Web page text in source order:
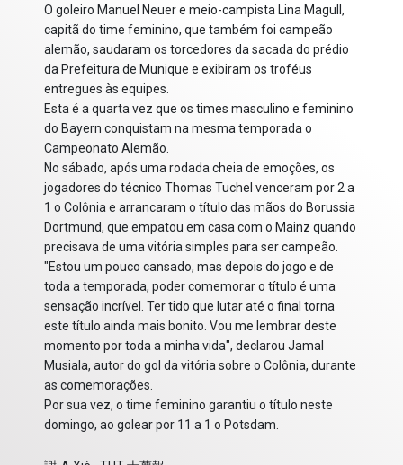
O goleiro Manuel Neuer e meio-campista Lina Magull,
capitã do time feminino, que também foi campeão
alemão, saudaram os torcedores da sacada do prédio
da Prefeitura de Munique e exibiram os troféus
entregues às equipes.
Esta é a quarta vez que os times masculino e feminino
do Bayern conquistam na mesma temporada o
Campeonato Alemão.
No sábado, após uma rodada cheia de emoções, os
jogadores do técnico Thomas Tuchel venceram por 2 a
1 o Colônia e arrancaram o título das mãos do Borussia
Dortmund, que empatou em casa com o Mainz quando
precisava de uma vitória simples para ser campeão.
"Estou um pouco cansado, mas depois do jogo e de
toda a temporada, poder comemorar o título é uma
sensação incrível. Ter tido que lutar até o final torna
este título ainda mais bonito. Vou me lembrar deste
momento por toda a minha vida", declarou Jamal
Musiala, autor do gol da vitória sobre o Colônia, durante
as comemorações.
Por sua vez, o time feminino garantiu o título neste
domingo, ao golear por 11 a 1 o Potsdam.